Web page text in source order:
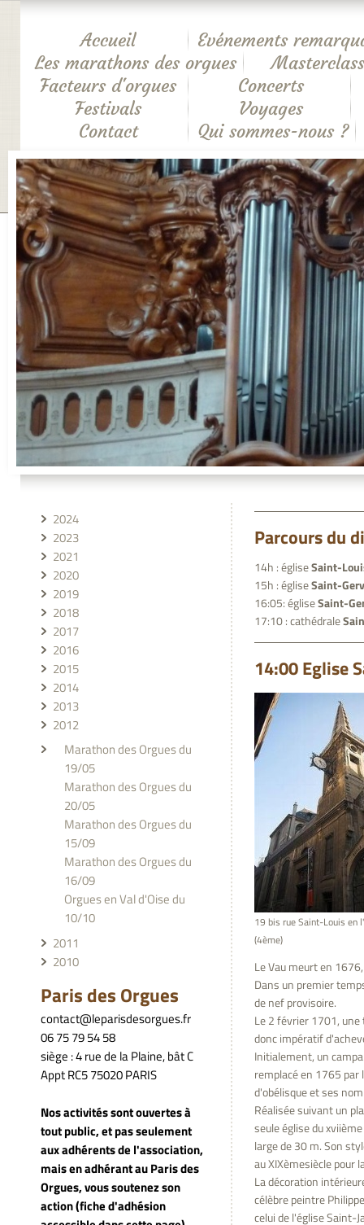
Accueil
Evénements
Les marathons des orgues
Facteurs d'orgues
Concerts
Festivals
Voyages
Contact
Qui sommes-nous ?
2024
2023
2021
2020
2019
2018
2017
2016
2015
2014
2013
2012
Marathon des Orgues du
19/05
Marathon des Orgues du
20/05
Marathon des Orgues du
15/09
Marathon des Orgues du
16/09
Orgues en Val d'Oise du
10/10
2011
2010
Paris des Orgues
contact@leparisdesorgues.fr
06 75 79 54 58
siège : 4 rue de la Plaine, bât C
Appt RC5 75020 PARIS
Nos activités sont ouvertes à
tout public, et pas seulement
aux adhérents de l'association,
mais en adhérant au Paris des
Orgues, vous soutenez son
action (fiche d'adhésion
Parcours du
14h : égliseSaint-
15h : égliseSaint-
16:05: égliseSaint-
17:10 : cathédrale
14:00 Eglise
19 bis rue Saint-Louis en
(4ème)
Le Vau meurt en
Dans un premier
de nef provisoire.
Le 2 février 1701,
donc impératif
Initialement, un
remplacé en 1765
d'obélisque et ses
Réalisée suivant un
seule église du
large de 30 m. Son
au XIXèmesiècle pour
La décoration
célèbre peintre
celui de l'église Saint-